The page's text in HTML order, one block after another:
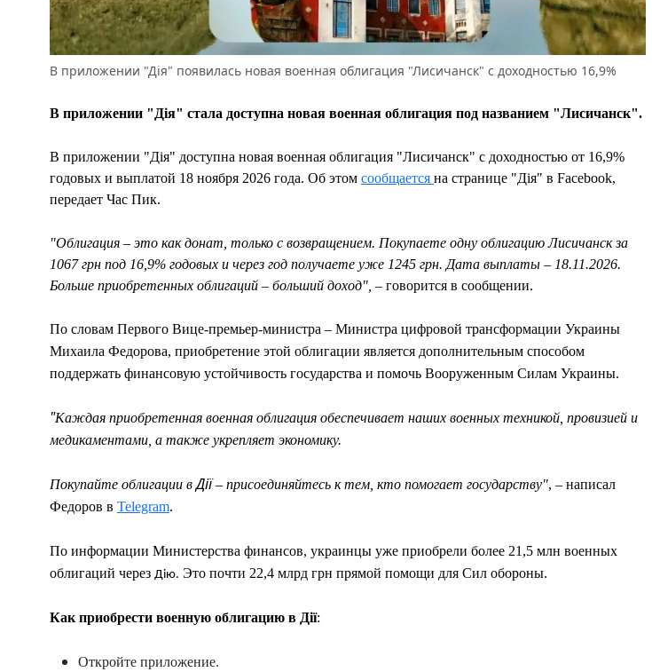
В приложении "Дія" появилась новая военная облигация "Лисичанск" с доходностью 16,9%
В приложении "Дія" стала доступна новая военная облигация под названием "Лисичанск".
В приложении "Дія" доступна новая военная облигация "Лисичанск" с доходностью от 16,9%
годовых и выплатой 18 ноября 2026 года. Об этом сообщается на странице "Дія" в Facebook,
передает Час Пик.
"Облигация – это как донат, только с возвращением. Покупаете одну облигацию Лисичанск за
1067 грн под 16,9% годовых и через год получаете уже 1245 грн. Дата выплаты – 18.11.2026.
Больше приобретенных облигаций – больший доход", – говорится в сообщении.
По словам Первого Вице-премьер-министра – Министра цифровой трансформации Украины
Михаила Федорова, приобретение этой облигации является дополнительным способом
поддержать финансовую устойчивость государства и помочь Вооруженным Силам Украины.
"Каждая приобретенная военная облигация обеспечивает наших военных техникой, провизией и
медикаментами, а также укрепляет экономику.
Покупайте облигации вДії– присоединяйтесь к тем, кто помогает государству", – написал
Федоров в Telegram.
По информации Министерства финансов, украинцы уже приобрели более 21,5 млн военных
облигаций через Дію. Это почти 22,4 млрд грн прямой помощи для Сил обороны.
Как приобрести военную облигацию в Дії:
Откройте приложение.